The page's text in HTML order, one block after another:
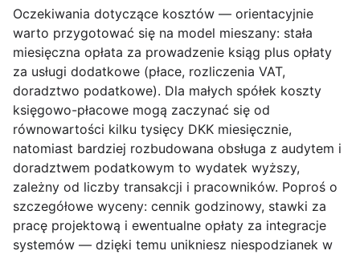
Oczekiwania dotyczące kosztów — orientacyjnie
warto przygotować się na model mieszany: stała
miesięczna opłata za prowadzenie ksiąg plus opłaty
za usługi dodatkowe (płace, rozliczenia VAT,
doradztwo podatkowe). Dla małych spółek koszty
księgowo-płacowe mogą zaczynać się od
równowartości kilku tysięcy DKK miesięcznie,
natomiast bardziej rozbudowana obsługa z audytem i
doradztwem podatkowym to wydatek wyższy,
zależny od liczby transakcji i pracowników. Poproś o
szczegółowe wyceny: cennik godzinowy, stawki za
pracę projektową i ewentualne opłaty za integracje
systemów — dzięki temu unikniesz niespodzianek w